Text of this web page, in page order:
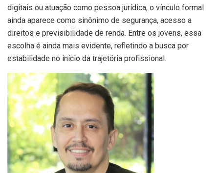
digitais ou atuação como pessoa jurídica, o vínculo formal
ainda aparece como sinônimo de segurança, acesso a
direitos e previsibilidade de renda. Entre os jovens, essa
escolha é ainda mais evidente, refletindo a busca por
estabilidade no início da trajetória profissional.